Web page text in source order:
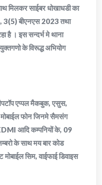
मिलकर साईबर धोखाधडी का
3(5) बीएनएस 2023 तथा
है । इस सन्दर्भ मे थाना
के विरूद्ध अभियोग
एप्पल मैकबुक, एसुस,
फोन जिनमे सैमसंग
आदि कम्पनियों के, 09
के साथ मय बार कोड
सिम, वाईफाई डिवाइस